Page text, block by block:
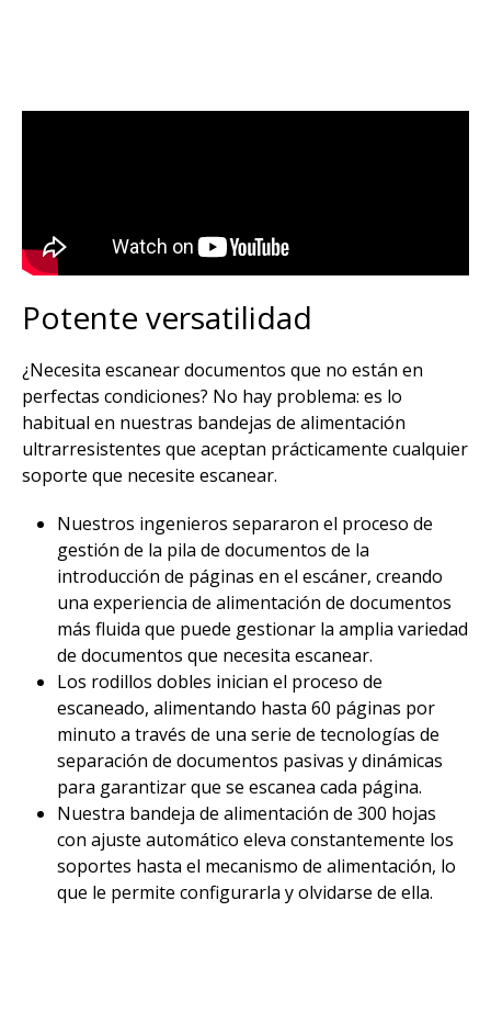
Potente versatilidad
¿Necesita escanear documentos que no están en
perfectas condiciones? No hay problema: es lo
habitual en nuestras bandejas de alimentación
ultrarresistentes que aceptan prácticamente cualquier
soporte que necesite escanear.​
Nuestros ingenieros separaron el proceso de
gestión de la pila de documentos de la
introducción de páginas en el escáner, creando
una experiencia de alimentación de documentos
más fluida que puede gestionar la amplia variedad
de documentos que necesita escanear.​
Los rodillos dobles inician el proceso de
escaneado, alimentando hasta 60 páginas por
minuto a través de una serie de tecnologías de
separación de documentos pasivas y dinámicas
para garantizar que se escanea cada página.​
Nuestra bandeja de alimentación de 300 hojas
con ajuste automático eleva constantemente los
soportes hasta el mecanismo de alimentación, lo
que le permite configurarla y olvidarse de ella.​